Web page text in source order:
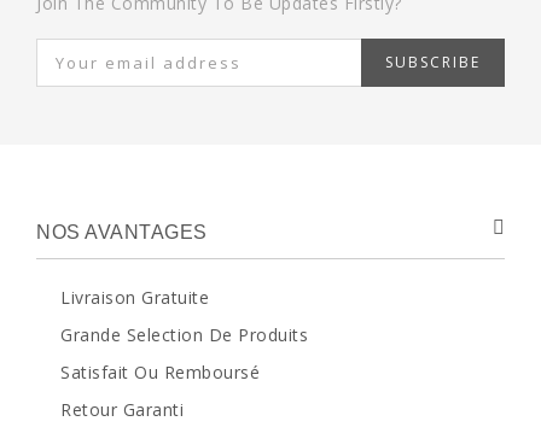
SUBSCRIBE
NOS AVANTAGES
Livraison Gratuite
Grande Selection De Produits
Satisfait Ou Remboursé
Retour Garanti